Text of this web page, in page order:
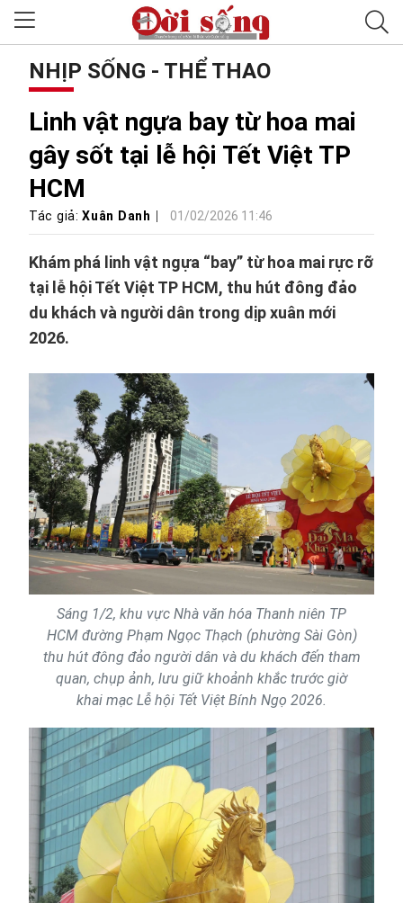
NHỊP SỐNG - THỂ THAO
Linh vật ngựa bay từ hoa mai
gây sốt tại lễ hội Tết Việt TP
HCM
Tác giả:Xuân Danh 01/02/2026 11:46
Khám phá linh vật ngựa “bay” từ hoa mai rực rỡ
tại lễ hội Tết Việt TP HCM, thu hút đông đảo
du khách và người dân trong dịp xuân mới
2026.
Sáng 1/2, khu vực Nhà văn hóa Thanh niên TP
HCM đường Phạm Ngọc Thạch (phường Sài Gòn)
thu hút đông đảo người dân và du khách đến tham
quan, chụp ảnh, lưu giữ khoảnh khắc trước giờ
khai mạc Lễ hội Tết Việt Bính Ngọ 2026.